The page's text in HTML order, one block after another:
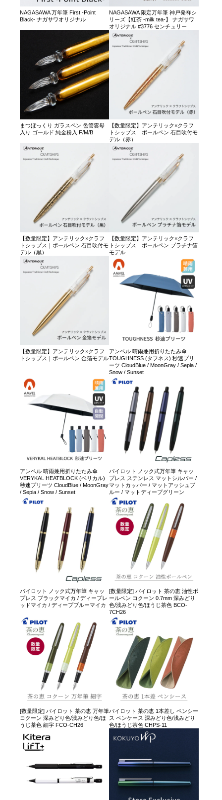
NAGASAWA 万年筆 First -Point
Black- ナガサワオリジナル
NAGASAWA 限定万年筆 神戸発祥シ
リーズ【紅茶 -milk tea-】 ナガサワ
オリジナル #3776 センチュリー
まつぼっくり ガラスペン 色管雲母
入り ゴールド 純金粉入 F/M/B
【数量限定】アンテリック×クラフ
トシップス｜ボールペン 石目吹付モ
デル（赤）
【数量限定】アンテリック×クラフ
トシップス｜ボールペン 石目吹付モ
デル（黒）
【数量限定】アンテリック×クラフ
トシップス｜ボールペン プラチナ箔
モデル
【数量限定】アンテリック×クラフ
トシップス｜ボールペン 金箔モデル
アンベル 晴雨兼用折りたたみ傘
TOUGHNESS (タフネス) 秒速プリ
ーツ CloudBlue / MoonGray / Sepia /
Snow / Sunset
アンベル 晴雨兼用折りたたみ傘
VERYKAL HEATBLOCK (ベリカル)
秒速プリーツ CloudBlue / MoonGray
/ Sepia / Snow / Sunset
パイロット ノック式万年筆 キャッ
プレス ステンレス マットシルバー /
マットカッパー / マットアッシュブ
ルー / マットディープグリーン
パイロット ノック式万年筆 キャッ
プレス ブラックマイカ / ディープレ
ッドマイカ / ディープブルーマイカ
[数量限定] パイロット 茶の恵 油性ボ
ールペン コクーン 0.7mm 深みどり
色/浅みどり色/ほうじ茶色 BCO-
7CH26
[数量限定] パイロット 茶の恵 万年筆
コクーン 深みどり色/浅みどり色/ほ
うじ茶色 細字 FCO-CH26
パイロット 茶の恵 1本差し ペンシー
ス ペンケース 深みどり色/浅みどり
色/ほうじ茶色 CHPS-11